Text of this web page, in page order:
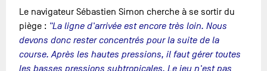
Le navigateur Sébastien Simon cherche à se sortir du
piège : "La ligne d'arrivée est encore très loin. Nous
devons donc rester concentrés pour la suite de la
course. Après les hautes pressions, il faut gérer toutes
les basses pressions subtropicales. Le jeu n'est pas